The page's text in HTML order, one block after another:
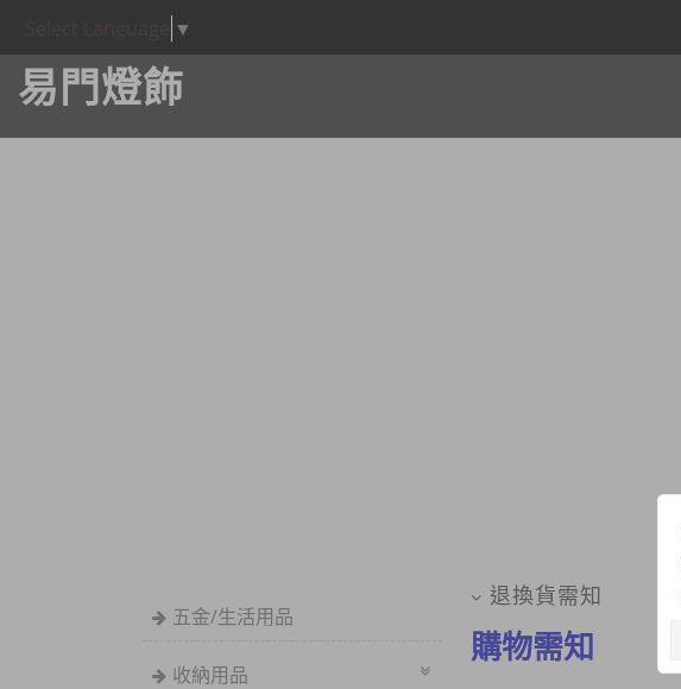
▼
易門燈飾
五金/生活用品
收納用品
退換貨需知
購物需知